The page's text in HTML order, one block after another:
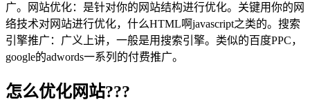
广。网站优化：是针对你的网站结构进行优化。关键用你的网
络技术对网站进行优化，什么HTML啊javascript之类的。搜索
引擎推广：广义上讲，一般是用搜索引擎。类似的百度PPC，
google的adwords一系列的付费推广。
怎么优化网站???